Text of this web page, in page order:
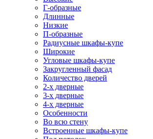
Г-образные
Длинные
Низкие
П-образные
Радиусные шкафы-купе
Широкие
Угловые шкафы-купе
Закругленный фасад
Количество дверей
2-х дверные
3-х дверные
4-х дверные
Особенности
Во всю стену
Встроенные шкафы-купе